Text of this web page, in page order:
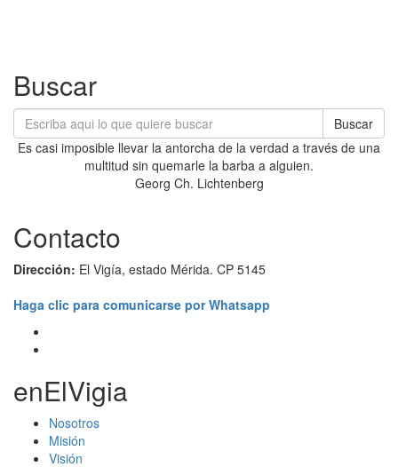
Buscar
Buscar
Es casi imposible llevar la antorcha de la verdad a través de una
multitud sin quemarle la barba a alguien.
Georg Ch. Lichtenberg
Contacto
Dirección: El Vigía, estado Mérida. CP 5145
Haga clic para comunicarse por Whatsapp
enElVigia
Nosotros
Misión
Visión